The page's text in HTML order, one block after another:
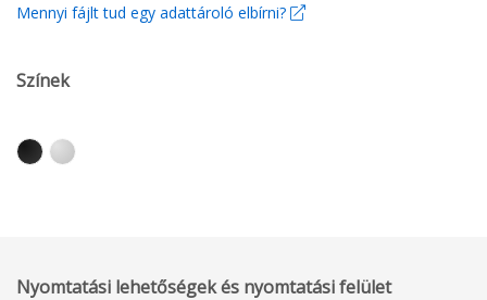
Mennyi fájlt tud egy adattároló elbírni?
Színek
Nyomtatási lehetőségek és nyomtatási felület